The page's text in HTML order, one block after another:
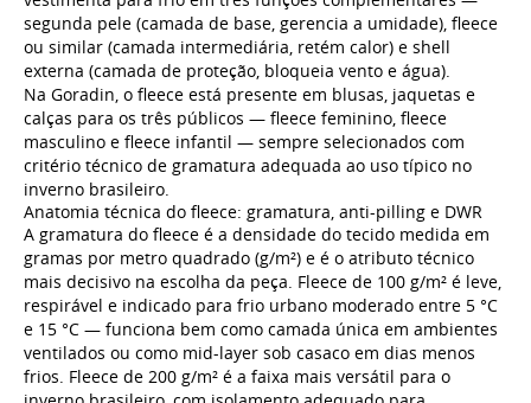
segunda pele (camada de base, gerencia a umidade), fleece
ou similar (camada intermediária, retém calor) e shell
externa (camada de proteção, bloqueia vento e água).
Na Goradin, o fleece está presente em blusas, jaquetas e
calças para os três públicos — fleece feminino, fleece
masculino e fleece infantil — sempre selecionados com
critério técnico de gramatura adequada ao uso típico no
inverno brasileiro.
Anatomia técnica do fleece: gramatura, anti-pilling e DWR
A gramatura do fleece é a densidade do tecido medida em
gramas por metro quadrado (g/m²) e é o atributo técnico
mais decisivo na escolha da peça. Fleece de 100 g/m² é leve,
respirável e indicado para frio urbano moderado entre 5 °C
e 15 °C — funciona bem como camada única em ambientes
ventilados ou como mid-layer sob casaco em dias menos
frios. Fleece de 200 g/m² é a faixa mais versátil para o